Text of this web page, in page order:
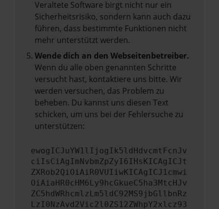
Veraltete Software birgt nicht nur ein
Sicherheitsrisiko, sondern kann auch dazu
führen, dass bestimmte Funktionen nicht
mehr unterstützt werden.
Wende dich an den Webseitenbetreiber.
Wenn du alle oben genannten Schritte
versucht hast, kontaktiere uns bitte. Wir
werden versuchen, das Problem zu
beheben. Du kannst uns diesen Text
schicken, um uns bei der Fehlersuche zu
unterstützen:
ewogICJuYW1lIjogIk5ldHdvcmtFcnJv
ciIsCiAgImNvbmZpZyI6IHsKICAgICJt
ZXRob2QiOiAiR0VUIiwKICAgICJ1cmwi
OiAiaHR0cHM6Ly9hcGkueC5ha3MtcHJv
ZC5hdWRhcmlzLm5ldC92MS9jbGllbnRz
LzI0NzAvd2Vic2l0ZS12ZWhpY2xlcz93